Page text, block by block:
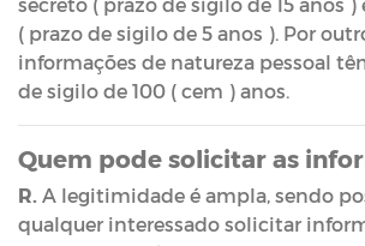
( prazo de sigilo de 5 anos ). Por
informações de natureza pessoal
de sigilo de 100 ( cem ) anos.
Quem pode solicitar as
R. A legitimidade é ampla, sendo
qualquer interessado solicitar